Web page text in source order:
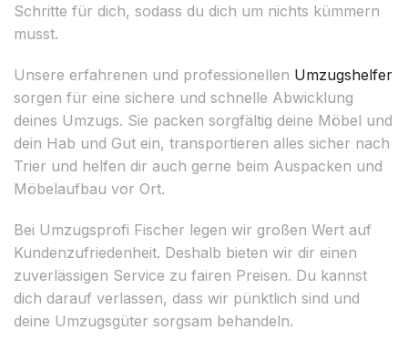
Schritte für dich, sodass du dich um nichts kümmern
musst.
Unsere erfahrenen und professionellen Umzugshelfer
sorgen für eine sichere und schnelle Abwicklung
deines Umzugs. Sie packen sorgfältig deine Möbel und
dein Hab und Gut ein, transportieren alles sicher nach
Trier und helfen dir auch gerne beim Auspacken und
Möbelaufbau vor Ort.
Bei Umzugsprofi Fischer legen wir großen Wert auf
Kundenzufriedenheit. Deshalb bieten wir dir einen
zuverlässigen Service zu fairen Preisen. Du kannst
dich darauf verlassen, dass wir pünktlich sind und
deine Umzugsgüter sorgsam behandeln.